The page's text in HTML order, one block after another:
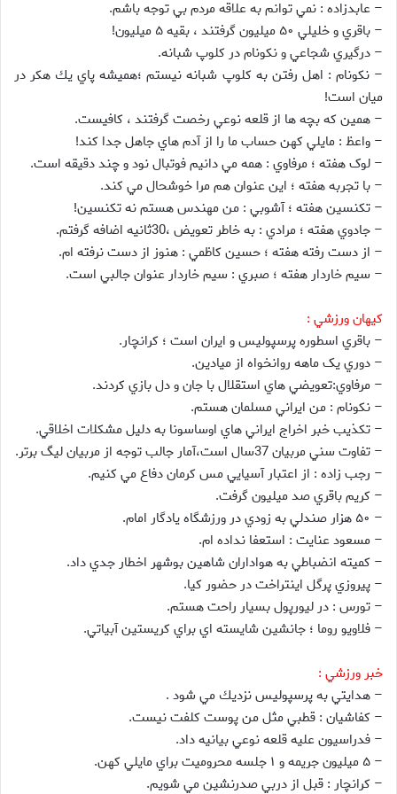
– عابدزاده : نمي توانم به علاقه مردم بي توجه باشم.
– باقري و خليلي ۵۰ ميليون گرفتند ، بقيه ۵ ميليون!
– درگيري شجاعي و نكونام در كلوپ شبانه.
– نكونام : اهل رفتن به كلوپ شبانه نيستم ؛‌هميشه پاي يك هكر در
ميان است!
– همين كه بچه ها از قلعه نوعي رخصت گرفتند ، كافيست.
– واعظ : مايلي كهن حساب ما را از آدم هاي جاهل جدا كند!
– لوک هفته ؛ مرفاوي : همه مي دانيم فوتبال نود و چند دقيقه است.
– با تجربه هفته ؛ اين عنوان هم مرا خوشحال مي کند.
– تکنسين هفته ؛ آشوبي : من مهندس هستم نه تکنسين!
– جادوي هفته ؛ مرادي : به خاطر تعويض ،30ثانيه اضافه گرفتم.
– از دست رفته هفته ؛ حسين کاظمي : هنوز از دست نرفته ام.
– سيم خاردار هفته ؛ صبري : سيم خاردار عنوان جالبي است.
کيهان ورزشي :
– باقري اسطوره پرسپوليس و ايران است ؛ کرانچار.
– دوري يک ماهه روانخواه از ميادين.
– مرفاوي:تعويضي هاي استقلال با جان و دل بازي کردند.
– نکونام : من ايراني مسلمان هستم.
– تکذيب خبر اخراج ايراني هاي اوساسونا به دليل مشکلات اخلاقي.
– تفاوت سني مربيان 37سال است،آمار جالب توجه از مربيان ليگ برتر.
– رجب زاده : از اعتبار آسيايي مس کرمان دفاع مي کنيم.
– کريم باقري صد ميليون گرفت.
– ۵۰ هزار صندلي به زودي در ورزشگاه يادگار امام.
– مسعود عنايت : استعفا نداده ام.
– کميته انضباطي به هواداران شاهين بوشهر اخطار جدي داد.
– پيروزي پرگل اينتراخت در حضور کيا.
– تورس : در ليورپول بسيار راحت هستم.
– فلاويو روما ؛ جانشين شايسته اي براي کريستين آبياتي.
خبر ورزشي :
– هدايتي به پرسپوليس نزديك مي شود .
– كفاشيان : قطبي مثل من پوست كلفت نيست.
– فدراسيون عليه قلعه نوعي بيانيه داد.
– ۵ ميليون جريمه و ۱ جلسه محروميت براي مايلي كهن.
– كرانچار : قبل از دربي صدرنشين مي شويم.